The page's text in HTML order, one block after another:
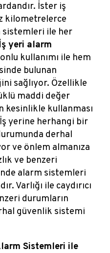
İster iş
kilometrelerce
sistemleri ile her
yeri alarm
kullanımı ile hem
bulunan
sağlıyor. Özellikle
maddi değer
kesinlikle kullanması
yerine herhangi bir
derhal
ve önlem almanıza
ve benzeri
alarm sistemleri
Varlığı ile caydırıcı
durumların
güvenlik sistemi
Sistemleri ile